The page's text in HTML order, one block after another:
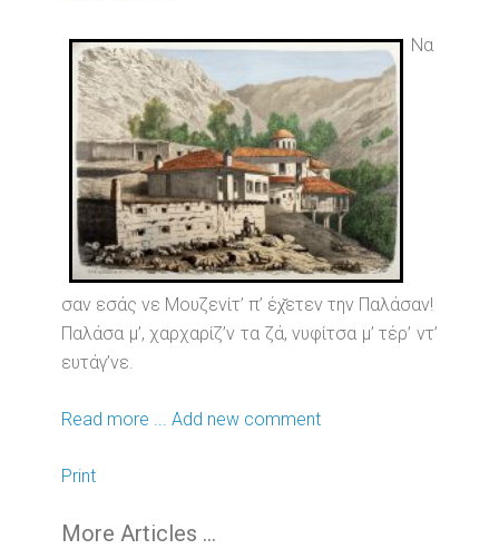
Να
σαν εσάς νε Μουζενίτ’ π’ έχ̌ετεν την Παλάσαν!
Παλάσα μ’, χαρχαρίζ’ν τα ζά, νυφίτσα μ’ τέρ’ ντ’
ευτάγ’νε.
Read more ... Add new comment
Print
More Articles ...